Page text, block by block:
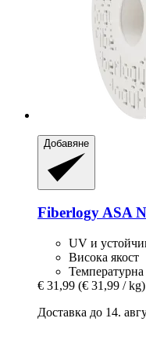
Добавяне
FiberlogyASA
UV и
Висока якост
€ 31,99 (€ 31,99 / kg)
Доставка до 14.